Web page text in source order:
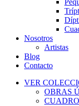
Nosotros
Artistas
Blog
Contacto
VER
OBRAS